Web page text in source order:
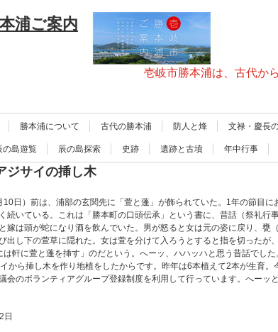
浦ご案内
壱岐市勝本浦は、古代か
勝本浦について 古代の勝本浦 防人と烽 文禄・慶長
の島遊覧 辰の島探索 史跡 遺跡と古墳 年中行事
ジサイの挿し木
10日）前は、浦部の玄関先に「萱と蓬」が飾られていた。1年の節目
続いている。これは「勝本町の口頭伝承」という書に、昔話（祭礼
嫁は頭が蛇になり酒を飲んでいた。男が怒ると女は元の姿に戻り、
出し下の萱草に隠れた。女は萱を分けて入ろうとすると指を切った
は軒に萱と蓬を挿す」のだという。へーッ、ハハッハと思う昔話でし
から挿し木を作り地植をしたからです。昨年は6本植えて2本が生育
会のボランティアグループ登録制度を利用して行っています。へーッ
日